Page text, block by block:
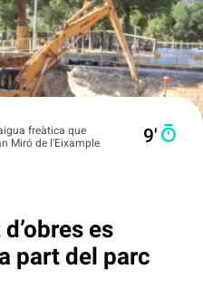
freàtica que
Miró de l'Eixample
9′
es
part del parc